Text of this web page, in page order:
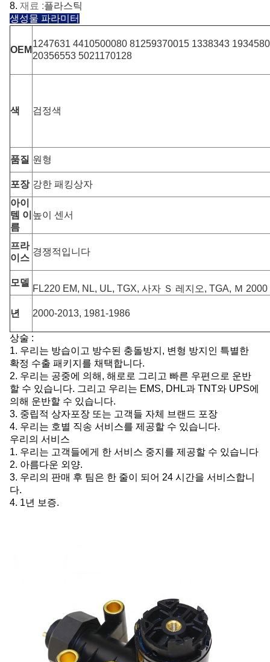
8. 재료 :플라스틱
생성물 파라미터
OEM
1247631 4410500080 81259370015 1338343 1934580
20356553 5021170128
색 검정색
품질 원형
포장 강한 패킹상자
아이
템 이
름
높이 센서
프라
이스
경쟁적입니다
모델
FL220 EM, NL, UL, TGX, 사자 Ｓ 레지오, TGA, Ｍ 2000
년 2000-2013, 1981-1986
상술 :
1. 우리는 방습이고 방수된 충돌방지, 변형 방지인 특별한
확정 수출 패키지를 채택합니다.
2. 우리는 공중에 의해, 해로로 그리고 빠른 우편으로 운반
할 수 있습니다. 그리고 우리는 EMS, DHL과 TNT와 UPS에
의해 운반할 수 있습니다.
3. 중립적 상자포장 또는 고객들 자체 브랜드 포장
4. 우리는 호별 직송 서비스를 제공할 수 있습니다.
우리의 서비스
1. 우리는 고객들에게 한 서비스 중지를 제공할 수 있습니다
2. 아름다운 외양.
3. 우리의 판매 후 팀은 한 줄이 되어 24 시간을 서비스합니
다.
4. 1년 보증.